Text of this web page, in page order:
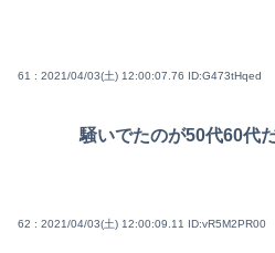
61 : 2021/04/03(土) 12:00:07.76 ID:G473tHqed
騒いでたのが50代60代
62 : 2021/04/03(土) 12:00:09.11 ID:vR5M2PR00